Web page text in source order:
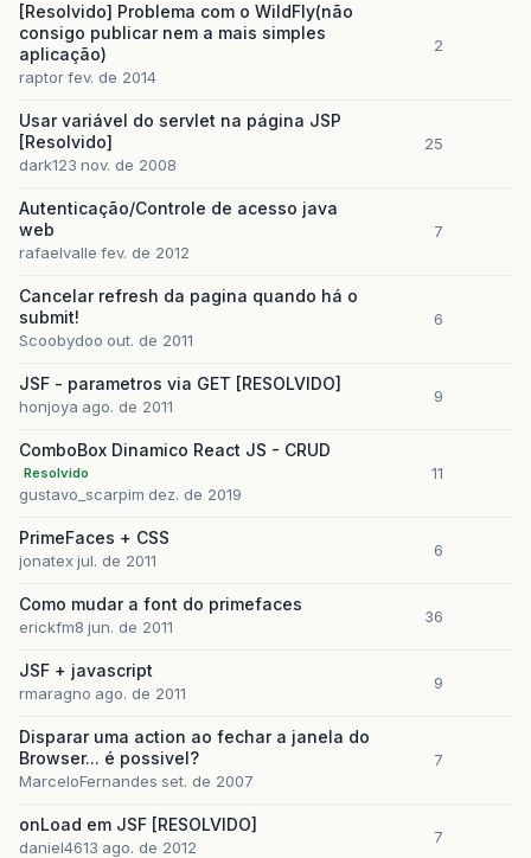
[Resolvido] Problema com o WildFly(não
consigo publicar nem a mais simples
aplicação)
raptorfev. de 2014
2
Usar variável do servlet na página JSP
[Resolvido]
dark123 nov. de 2008
25
Autenticação/Controle de acesso java
web
rafaelvalle fev. de 2012
7
Cancelar refresh da pagina quando há o
submit!
Scoobydoo out. de 2011
6
JSF - parametros via GET [RESOLVIDO]
honjoya ago. de 2011
9
ComboBox Dinamico React JS - CRUD
Resolvido
gustavo_scarpim dez. de 2019
11
PrimeFaces + CSS
jonatexjul. de 2011
6
Como mudar a font do primefaces
erickfm8 jun. de 2011
36
JSF + javascript
rmaragno ago. de 2011
9
Disparar uma action ao fechar a janela do
Browser... é possivel?
MarceloFernandes set. de 2007
7
onLoad em JSF [RESOLVIDO]
daniel4613 ago. de 2012
7